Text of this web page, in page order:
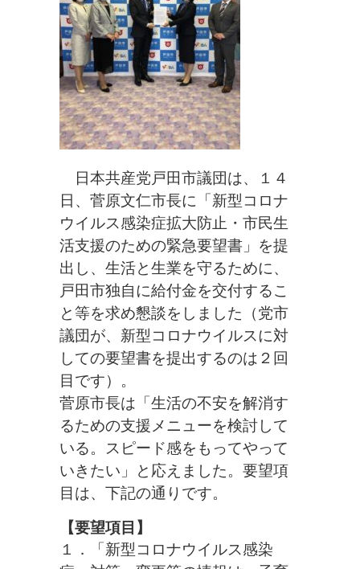
日本共産党戸田市議団は、１４
日、菅原文仁市長に「新型コロナ
ウイルス感染症拡大防止・市民生
活支援のための緊急要望書」を提
出し、生活と生業を守るために、
戸田市独自に給付金を交付するこ
と等を求め懇談をしました（党市
議団が、新型コロナウイルスに対
しての要望書を提出するのは２回
目です）。
菅原市長は「生活の不安を解消す
るための支援メニューを検討して
いる。スピード感をもってやって
いきたい」と応えました。要望項
目は、下記の通りです。
【要望項目】
１．「新型コロナウイルス感染